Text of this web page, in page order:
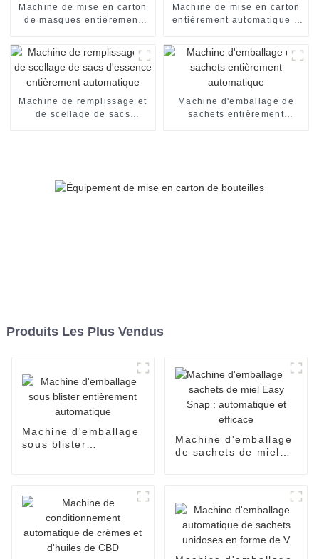
Machine de mise en carton
de masques entièrement
Machine de mise en carton
entièrement automatique à
Machine de remplissage et
de scellage de sacs
Machine d'emballage de
sachets entièrement
Produits Les Plus Vendus
Machine d'emballage
sous blister
Machine d'emballage
de sachets de miel